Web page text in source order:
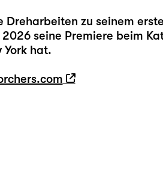
Dreharbeiten zu seinem
seine Premiere beim
hat.